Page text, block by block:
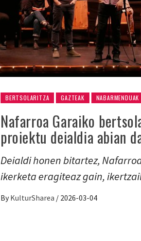
BERTSOLARITZA GAZTEAK NABARMENDUAK
Nafarroa Garaiko
proiektu deialdia abian
Deialdi honen bitartez,
ikerketa eragiteaz gain,
By KulturSharea / 2026-03-04